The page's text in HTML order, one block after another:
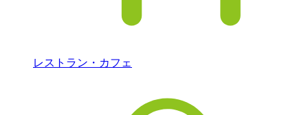
レストラン・カフェ